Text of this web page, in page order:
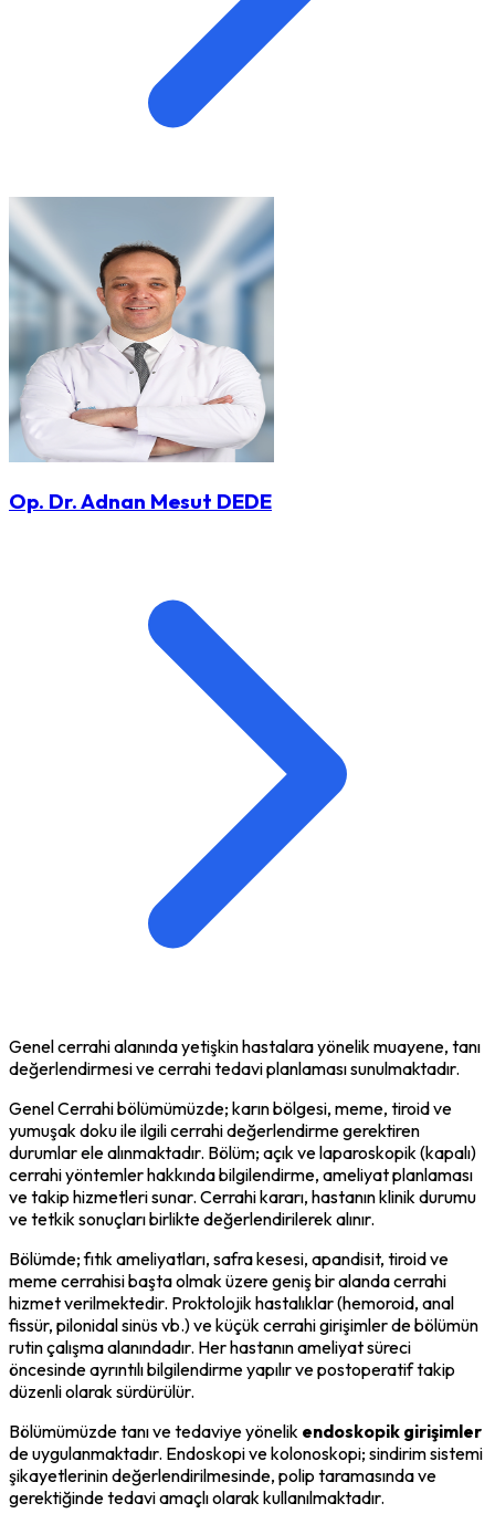
Op. Dr. Adnan Mesut DEDE
Genel cerrahi alanında yetişkin hastalara yönelik muayene, tanı
değerlendirmesi ve cerrahi tedavi planlaması sunulmaktadır.
Genel Cerrahi bölümümüzde; karın bölgesi, meme, tiroid ve
yumuşak doku ile ilgili cerrahi değerlendirme gerektiren
durumlar ele alınmaktadır. Bölüm; açık ve laparoskopik (kapalı)
cerrahi yöntemler hakkında bilgilendirme, ameliyat planlaması
ve takip hizmetleri sunar. Cerrahi kararı, hastanın klinik durumu
ve tetkik sonuçları birlikte değerlendirilerek alınır.
Bölümde; fıtık ameliyatları, safra kesesi, apandisit, tiroid ve
meme cerrahisi başta olmak üzere geniş bir alanda cerrahi
hizmet verilmektedir. Proktolojik hastalıklar (hemoroid, anal
fissür, pilonidal sinüs vb.) ve küçük cerrahi girişimler de bölümün
rutin çalışma alanındadır. Her hastanın ameliyat süreci
öncesinde ayrıntılı bilgilendirme yapılır ve postoperatif takip
düzenli olarak sürdürülür.
Bölümümüzde tanı ve tedaviye yönelik endoskopik girişimler
de uygulanmaktadır. Endoskopi ve kolonoskopi; sindirim sistemi
şikayetlerinin değerlendirilmesinde, polip taramasında ve
gerektiğinde tedavi amaçlı olarak kullanılmaktadır.